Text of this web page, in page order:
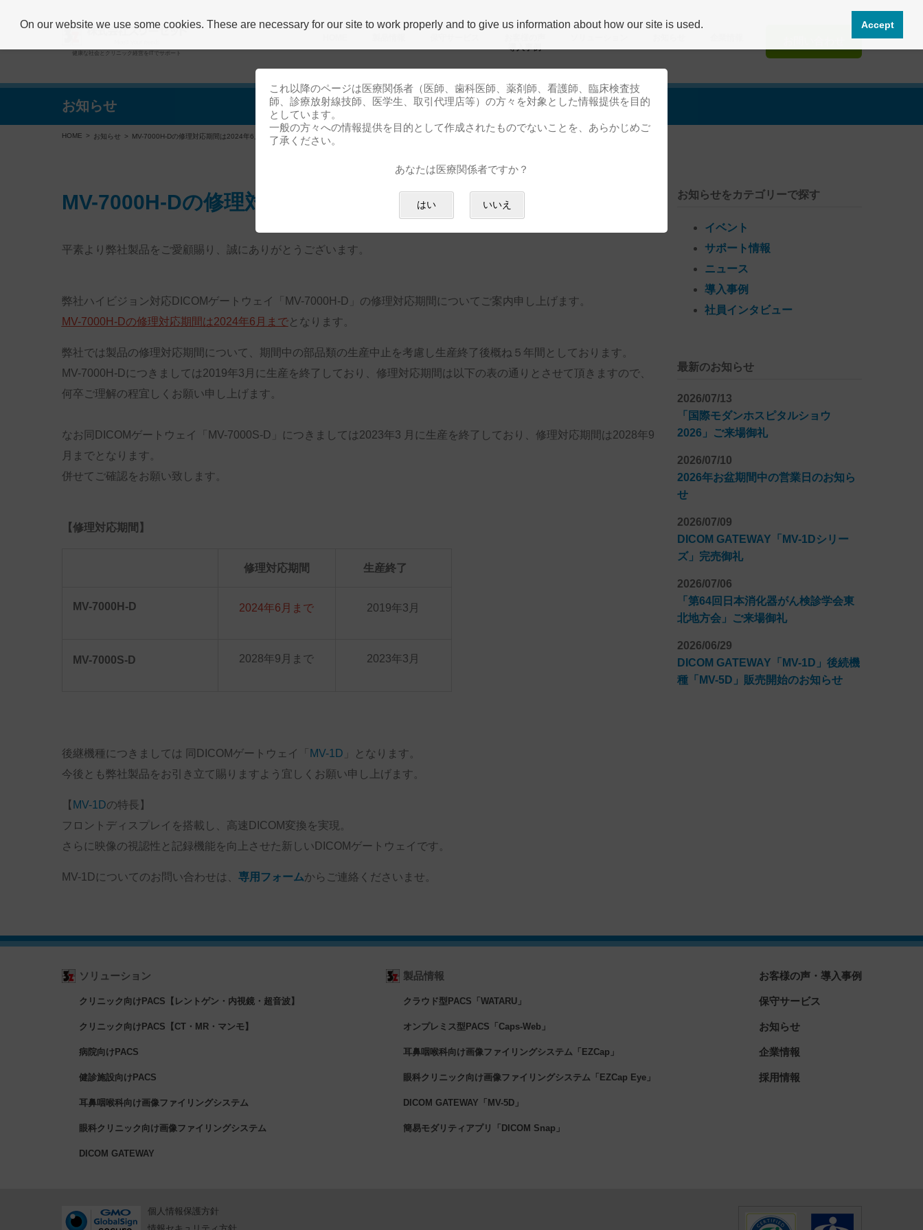
健康な社会とクリニック経営をITでサポート
導⼊事例
お知らせ
HOME お知らせ MV-7000H-Dの修理対応期間は2024年6月までとなります
MV-7000H-Dの修理対応期間は2024年6月までとなります
平素より弊社製品をご愛顧賜り、誠にありがとうございます。
弊社ハイビジョン対応DICOMゲートウェイ「MV-7000H-D」の修理対応期間についてご案内申し上げます。
MV-7000H-Dの修理対応期間は2024年6月までとなります。
弊社では製品の修理対応期間について、期間中の部品類の生産中止を考慮し生産終了後概ね５年間としております。
MV-7000H-Dにつきましては2019年3月に生産を終了しており、修理対応期間は以下の表の通りとさせて頂きますので、
何卒ご理解の程宜しくお願い申し上げます。
なお同DICOMゲートウェイ「MV-7000S-D」につきましては2023年3 月に生産を終了しており、修理対応期間は2028年9
月までとなります。
併せてご確認をお願い致します。
【修理対応期間】
修理対応期間 生産終了
MV-7000H-D 2024年6月まで 2019年3月
MV-7000S-D 2028年9月まで 2023年3月
後継機種につきましては 同DICOMゲートウェイ「 MV-1D 」となります。
今後とも弊社製品をお引き立て賜りますよう宜しくお願い申し上げます。
【 MV-1Dの特長】
フロントディスプレイを搭載し、高速DICOM変換を実現。
さらに映像の視認性と記録機能を向上させた新しいDICOMゲートウェイです。
MV-1Dについてのお問い合わせは、 専用フォームからご連絡くださいませ。
お知らせをカテゴリーで探す
イベント
サポート情報
ニュース
導入事例
社員インタビュー
最新のお知らせ
2026/07/13
「国際モダンホスピタルショウ
2026」ご来場御礼
2026/07/10
2026年お盆期間中の営業日のお知ら
せ
2026/07/09
DICOM GATEWAY「MV-1Dシリー
ズ」完売御礼
2026/07/06
「第64回日本消化器がん検診学会東
北地方会」ご来場御礼
2026/06/29
DICOM GATEWAY「MV-1D」後続機
種「MV-5D」販売開始のお知らせ
これ以降のページは医療関係者（医師、歯科医師、薬剤師、看護師、臨床検査技
師、診療放射線技師、医学生、取引代理店等）の方々を対象とした情報提供を目的
としています。
一般の方々への情報提供を目的として作成されたものでないことを、あらかじめご
了承ください。
あなたは医療関係者ですか？
はい いいえ
ソリューション
クリニック向けPACS【レントゲン・内視鏡・超音波】
クリニック向けPACS【CT・MR・マンモ】
病院向けPACS
健診施設向けPACS
耳鼻咽喉科向け画像ファイリングシステム
眼科クリニック向け画像ファイリングシステム
DICOM GATEWAY
製品情報
クラウド型PACS「WATARU」
オンプレミス型PACS「Caps-Web」
耳鼻咽喉科向け画像ファイリングシステム「EZCap」
眼科クリニック向け画像ファイリングシステム「EZCap Eye」
DICOM GATEWAY「MV-5D」
簡易モダリティアプリ「DICOM Snap」
お客様の声・導入事例
保守サービス
お知らせ
企業情報
採用情報
個人情報保護方針
On our website we use some cookies. These are necessary for our site to work properly and to give us information about how our site is used. Accept